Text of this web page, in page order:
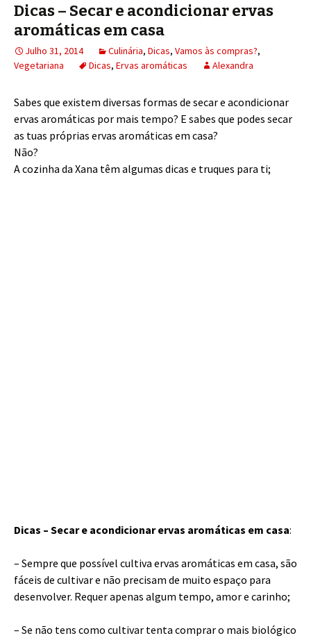
Dicas – Secar e acondicionar ervas
aromáticas em casa
Julho 31, 2014 Culinária, Dicas, Vamos às compras?,
Vegetariana
Dicas, Ervas aromáticas Alexandra
Sabes que existem diversas formas de secar e acondicionar
ervas aromáticas por mais tempo? E sabes que podes secar
as tuas próprias ervas aromáticas em casa?
Não?
A cozinha da Xana têm algumas dicas e truques para ti;
Dicas – Secar e acondicionar ervas aromáticas em casa:
– Sempre que possível cultiva ervas aromáticas em casa, são
fáceis de cultivar e não precisam de muito espaço para
desenvolver. Requer apenas algum tempo, amor e carinho;
– Se não tens como cultivar tenta comprar o mais biológico